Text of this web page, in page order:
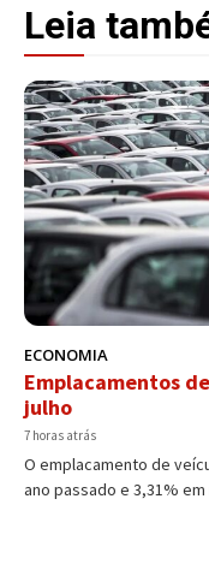
Leia
ECONOMIA
Emplacamentos
julho
7 horas atrás
O emplacamento de
ano passado e 3,31%